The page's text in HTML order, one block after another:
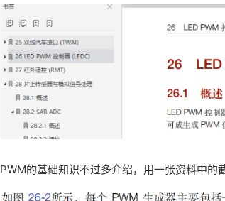
PWM的基础知识不过多介绍，用一张资料中的